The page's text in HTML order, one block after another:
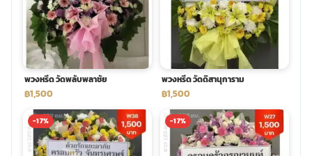
พวงหรีด วัดพลับพลาชัย
฿1,500
พวงหรีด วัดดิสานุการาม
฿1,500
-17% -17%